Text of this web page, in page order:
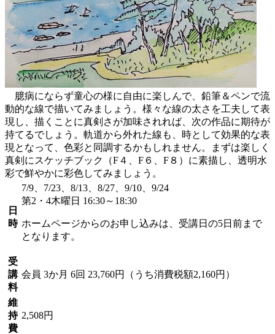
臆病にならず童心の様に自由に楽しんで、鉛筆＆ペンで流
動的な線で描いてみましょう。様々な線の太さを工夫して表
現し、描くことに真剣さが加味されれば、次の作品に期待が
持てるでしょう。軌道から外れた線も、時として効果的な表
現となって、色彩と同調するかもしれません。まずは楽しく
真剣にスケッチブック（F４、F６、F８）に素描し、透明水
彩で鮮やかに彩色してみましょう。
日
時
7/9、7/23、8/13、8/27、9/10、9/24
第2・4木曜日 16:30～18:30
ホームページからのお申し込みは、受講日の5日前まで
となります。
受
講
料
会員 3か月 6回 23,760円（うち消費税額2,160円）
維
持
費
2,508円